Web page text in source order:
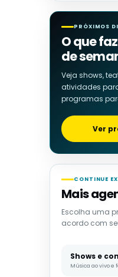
PRÓXIMOS
O que
de
Veja shows,
atividades
programas
Ver
CONTINUE
Mais
Escolha uma
acordo com
Shows e
Música ao vivo e